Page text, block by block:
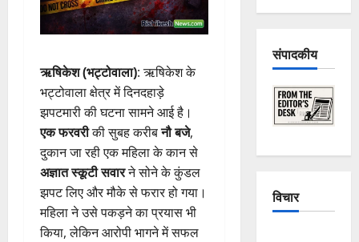
ऋषिकेश (भट्टोवाला): ऋषिकेश के
भट्टोवाला क्षेत्र में दिनदहाड़े
झपटमारी की घटना सामने आई है।
एक फरवरीकी सुबह करीबनौ बजे,
दुकान जा रही एक महिला के कान से
अज्ञात स्कूटी सवारने सोने के कुंडल
झपट लिए और मौके से फरार हो गया।
महिला ने उसे पकड़ने का प्रयास भी
किया, लेकिन आरोपी भागने में सफल
संपादकीय
विचार